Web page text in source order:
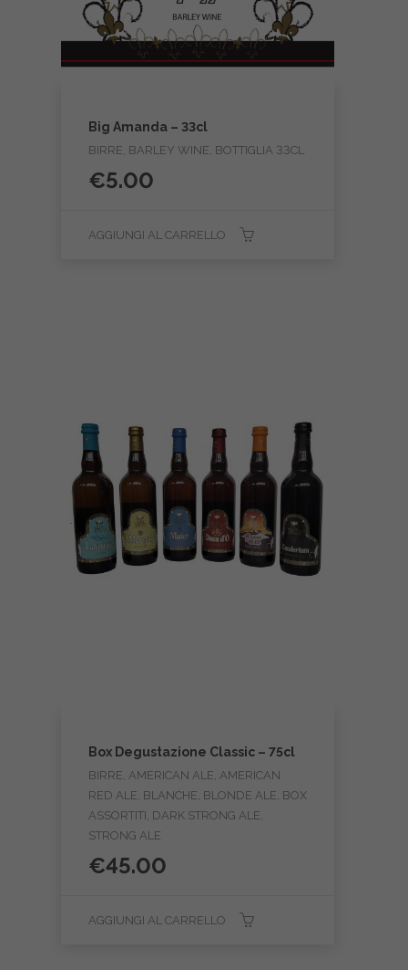
Big Amanda – 33cl
BIRRE, BARLEY WINE, BOTTIGLIA 33CL
€5.00
AGGIUNGI AL CARRELLO
Box Degustazione Classic – 75cl
BIRRE, AMERICAN ALE, AMERICAN
RED ALE, BLANCHE, BLONDE ALE, BOX
ASSORTITI, DARK STRONG ALE,
STRONG ALE
€45.00
AGGIUNGI AL CARRELLO